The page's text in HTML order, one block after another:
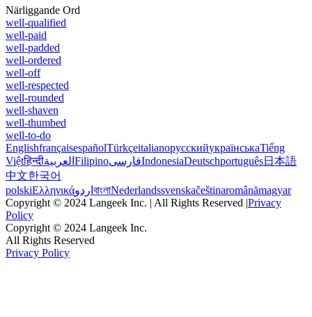
Närliggande Ord
well-qualified
well-paid
well-padded
well-ordered
well-off
well-respected
well-rounded
well-shaven
well-thumbed
well-to-do
EnglishfrançaisespañolTürkçeitalianoрусскийукраїнськаTiếng
Việtहिन्दीالعربية FilipinoفارسیIndonesiaDeutschportuguês日本語
中文한국어
polskiΕλληνικάاردو বাংলাNederlandssvenskačeštinaromânămagyar
Copyright © 2024 Langeek Inc. | All Rights Reserved |Privacy
Policy
Copyright © 2024 Langeek Inc.
All Rights Reserved
Privacy Policy